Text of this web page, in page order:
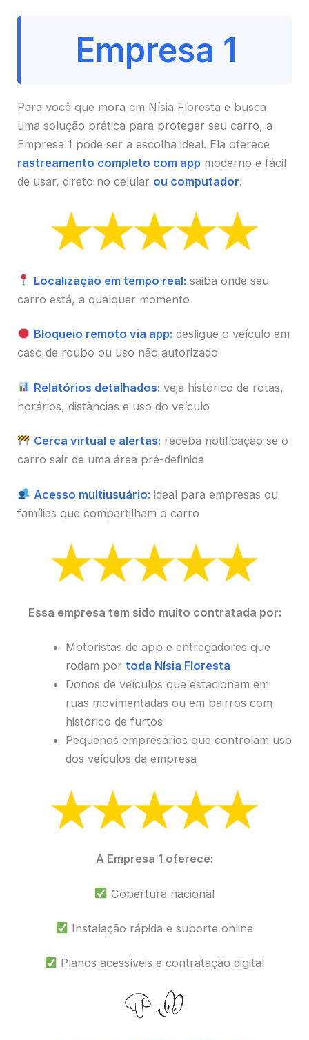
Empresa 1
Para você que mora em Nísia Floresta e busca
uma solução prática para proteger seu carro, a
Empresa 1 pode ser a escolha ideal. Ela oferece
rastreamento completo com app moderno e fácil
de usar, direto no celular ou computador.
Localização em tempo real: saiba onde seu
carro está, a qualquer momento
Bloqueio remoto via app: desligue o veículo em
caso de roubo ou uso não autorizado
Relatórios detalhados: veja histórico de rotas,
horários, distâncias e uso do veículo
Cerca virtual e alertas: receba notificação se o
carro sair de uma área pré-definida
Acesso multiusuário: ideal para empresas ou
famílias que compartilham o carro
Essa empresa tem sido muito contratada por:
Motoristas de app e entregadores que
rodam por toda Nísia Floresta
Donos de veículos que estacionam em
ruas movimentadas ou em bairros com
histórico de furtos
Pequenos empresários que controlam uso
dos veículos da empresa
A Empresa 1 oferece:
Cobertura nacional
Instalação rápida e suporte online
Planos acessíveis e contratação digital